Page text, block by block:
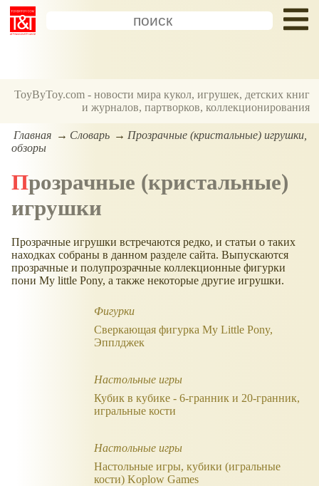
ToyByToy.com - новости мира кукол, игрушек, детских книг
и журналов, партворков, коллекционирования
Главная Словарь
Прозрачные (кристальные) игрушки,
обзоры
Прозрачные (кристальные)
игрушки
Прозрачные игрушки встречаются редко, и статьи о таких
находках собраны в данном разделе сайта. Выпускаются
прозрачные и полупрозрачные коллекционные фигурки
пони My little Pony, а также некоторые другие игрушки.
Фигурки
Сверкающая фигурка My Little Pony,
Эпплджек
Настольные игры
Кубик в кубике - 6-гранник и 20-гранник,
игральные кости
Настольные игры
Настольные игры, кубики (игральные
кости) Koplow Games